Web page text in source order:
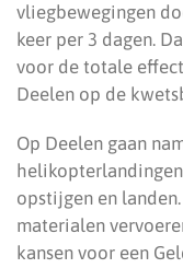
vliegbewegingen
keer per 3 dagen.
voor de totale
Deelen op de
Op Deelen gaan
opstijgen en
materialen
kansen voor een